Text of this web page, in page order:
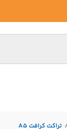
تراکت کرافت A5